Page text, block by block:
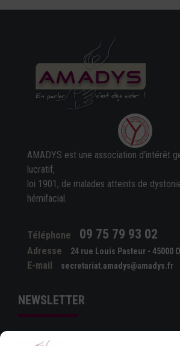
AMADYS est une association d'intérêt
lucratif,
loi 1901, de malades atteints de
hémifacial.
Téléphone 09 75 79 93 02
Adresse 24 rue Louis Pasteur - 45000
E-mail secretariat.amadys@amadys.fr
NEWSLETTER